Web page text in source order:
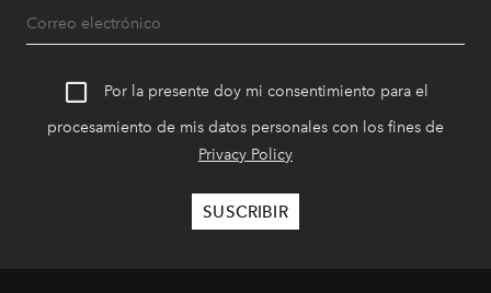
Por la presente doy mi consentimiento para el
procesamiento de mis datos personales con los fines de
Privacy Policy